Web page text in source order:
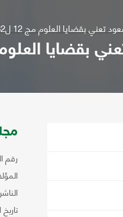
بقضايا العلوم مج 12 ل1982 - مج ل1998
العلوم مج 12 ل1982 -
رقم